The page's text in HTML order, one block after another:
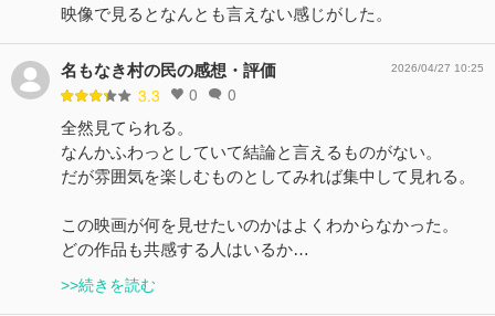
映像で見るとなんとも言えない感じがした。
名もなき村の民の感想・評価
3.3 0 0
2026/04/27 10:25
全然見てられる。
なんかふわっとしていて結論と言えるものがない。
だが雰囲気を楽しむものとしてみれば集中して見れる。
この映画が何を見せたいのかはよくわからなかった。
どの作品も共感する人はいるか…
>>続きを読む